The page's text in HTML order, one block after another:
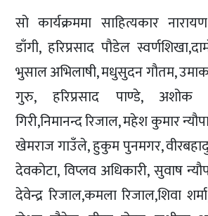
सो कार्यक्रममा साहित्यकार
डाँगी, हरिप्रसाद पौडेल
भुसाल अभिलाषी, मधुसुदन गौतम,
गुरु, हरिप्रसाद पाण्डे,
गिरी,निमानन्द रिजाल, महेश कुमार
खेमराज गाउँले, हुकुम पुनमगर,
देवकोटा, विप्लव अधिकारी, सुवाष
देवेन्द्र रिजाल,कमला रिजाल,शिवा